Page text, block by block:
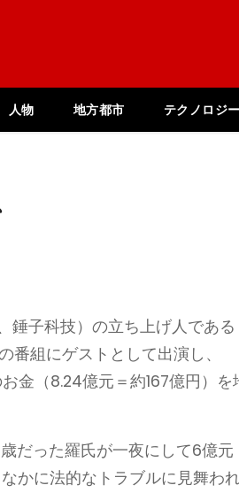
人物 地方都市 テクノロジ
子科技）の立ち上げ人である
組にゲストとして出演し、
金（8.24億元＝約167億円）を
だった羅氏が一夜にして6億元
かに法的なトラブルに見舞わ